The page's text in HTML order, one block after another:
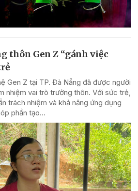
thôn Gen Z “gánh việc
Gen Z tại TP. Đà Nẵng đã được người
nhiệm vai trò trưởng thôn. Với sức trẻ,
trách nhiệm và khả năng ứng dụng
phần tạo...